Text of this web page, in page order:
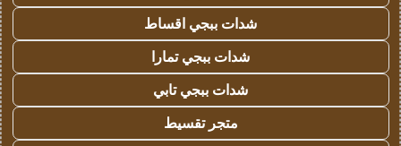
شدات ببجي اقساط
شدات ببجي تمارا
شدات ببجي تابي
متجر تقسيط